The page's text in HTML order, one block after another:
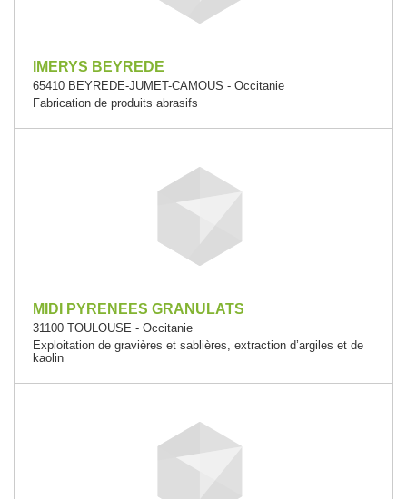
IMERYS BEYREDE
65410 BEYREDE-JUMET-CAMOUS - Occitanie
Fabrication de produits abrasifs
MIDI PYRENEES GRANULATS
31100 TOULOUSE - Occitanie
Exploitation de gravières et sablières, extraction d’argiles et de
kaolin